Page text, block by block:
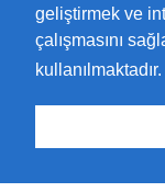
geliştirmek ve
çalışmasını
kullanılmaktadır.